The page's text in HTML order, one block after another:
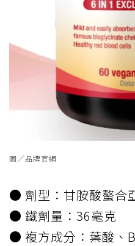
圖／品牌官網
● 劑型：甘胺酸螯合
● 鐵劑量：36毫克
● 複方成分：葉酸、